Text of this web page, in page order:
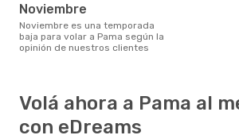
noviembre
noviembre es una temporada
baja para volar a Pama según la
opinión de nuestros clientes
Volá ahora a Pama al
con eDreams